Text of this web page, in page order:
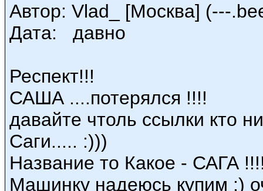
Автор: Vlad_ [Москва] (---
Дата: давно
Респект!!!
САША ....потерялся !!!!
давайте чтоль ссылки кто
Саги..... :)))
Название то Какое - САГА
Машинку надеюсь купим :)